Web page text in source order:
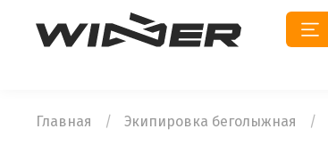
Главная Экипировка беголыжная